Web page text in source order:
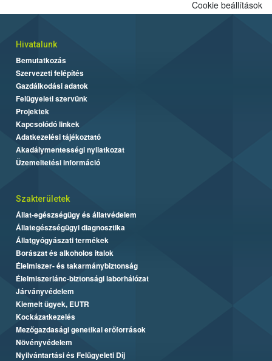
Cookie beállítások
Hivatalunk
Bemutatkozás
Szervezeti felépítés
Gazdálkodási adatok
Felügyeleti szervünk
Projektek
Kapcsolódó linkek
Adatkezelési tájékoztató
Akadálymentességi nyilatkozat
Üzemeltetési információ
Szakterületek
Állat-egészségügy és állatvédelem
Állategészségügyi diagnosztika
Állatgyógyászati termékek
Borászat és alkoholos italok
Élelmiszer- és takarmánybiztonság
Élelmiszerlánc-biztonsági laborhálózat
Járványvédelem
Kiemelt ügyek, EUTR
Kockázatkezelés
Mezőgazdasági genetikai erőforrások
Növényvédelem
Nyilvántartási és Felügyeleti Díj